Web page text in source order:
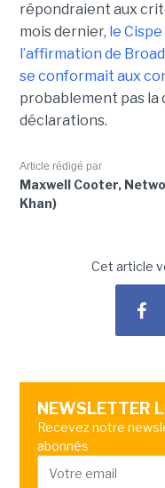
répondraient aux
mois dernier, le Cispe
l’affirmation de
se conformait aux
probablement pas la
déclarations.
Article rédigé par
Maxwell Cooter,
Khan)
Cet article
NEWSLETTER
Recevez notre
abonnés